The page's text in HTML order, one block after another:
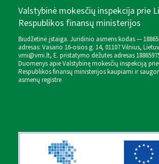
Valstybinė mokesčių inspekcija prie
Respublikos finansų ministerijos
Biudžetinė įstaiga. Juridinio asmens kodas —
adresas: Vasario 16-osios g. 14, 01107 Vilnius,
vmi@vmi.lt, E. pristatymo dėžutės adresas
Duomenys apie Valstybinę mokesčių inspekciją
Respublikos finansų ministerijos kaupiami ir
asmenų registre